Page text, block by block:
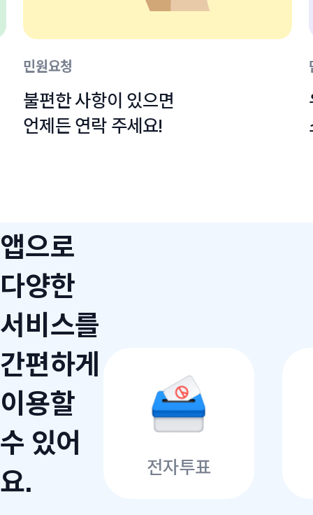
민원요청
불편한 사항이 있으면
언제든 연락 주세요!
앱으로
다양한
서비스를
간편하게
이용할
수 있어
요.
전자투표